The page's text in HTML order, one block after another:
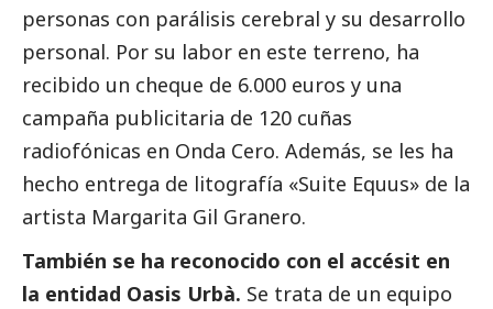
personas con parálisis cerebral y su desarrollo
personal. Por su labor en este terreno, ha
recibido un cheque de 6.000 euros y una
campaña publicitaria de 120 cuñas
radiofónicas en Onda Cero. Además, se les ha
hecho entrega de litografía «Suite Equus» de la
artista Margarita Gil Granero.
También se ha reconocido con el accésit en
la entidad Oasis Urbà. Se trata de un equipo